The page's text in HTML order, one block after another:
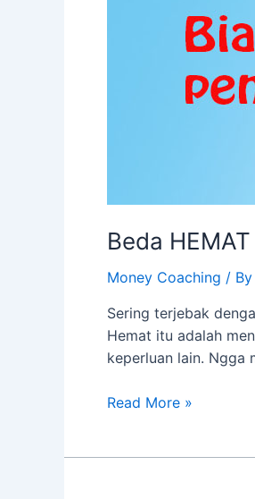
Beda
Money Coaching / By
Sering terjebak
Hemat itu adalah
keperluan lain. Ngga
Beda
Read More »